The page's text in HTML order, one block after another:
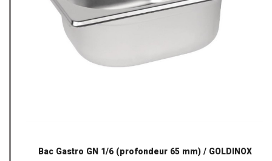
Bac Gastro GN 1/6 (profondeur 65 mm) / GOLDINOX